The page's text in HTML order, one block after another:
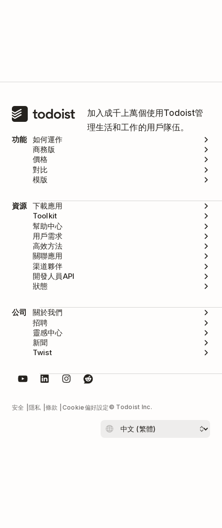
加入成千上萬個使用Todoist管
理生活和工作的用戶隊伍。
功能
如何運作
商務版
價格
對比
模版
資源
下載應用
Toolkit
幫助中心
用戶需求
高效方法
關聯應用
渠道夥伴
開發人員API
狀態
公司
關於我們
招聘
靈感中心
新聞
Twist
安全 隱私 條款 Cookie偏好設定© Todoist Inc.